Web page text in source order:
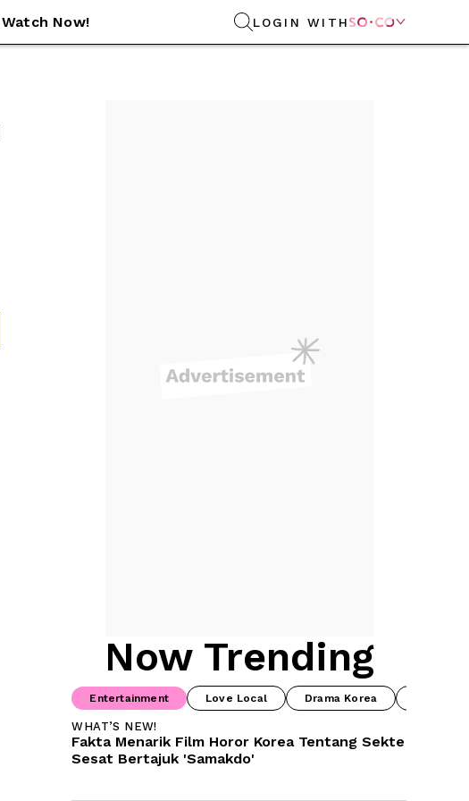
Watch Now! LOGIN WITH 
Now Trending
Entertainment Love Local Drama Korea
WHAT’S NEW!
Fakta Menarik Film Horor Korea Tentang Sekte
Sesat Bertajuk 'Samakdo'